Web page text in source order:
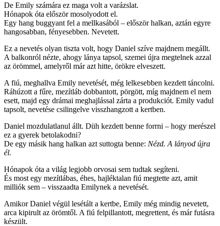
De Emily számára ez maga volt a varázslat.
Hónapok óta először mosolyodott el.
Egy hang buggyant fel a mellkasából – először halkan, aztán egyre
hangosabban, fényesebben. Nevetett.
Ez a nevetés olyan tiszta volt, hogy Daniel szíve majdnem megállt.
A balkonról nézte, ahogy lánya tapsol, szemei újra megtelnek azzal
az örömmel, amelyről már azt hitte, örökre elveszett.
A fiú, meghallva Emily nevetését, még lelkesebben kezdett táncolni.
Ráhúzott a fűre, mezítláb dobbantott, pörgött, míg majdnem el nem
esett, majd egy drámai meghajlással zárta a produkciót. Emily vadul
tapsolt, nevetése csilingelve visszhangzott a kertben.
Daniel mozdulatlanul állt. Düh kezdett benne forrni – hogy merészel
ez a gyerek betolakodni?
De egy másik hang halkan azt suttogta benne: Nézd. A lányod újra
él.
Hónapok óta a világ legjobb orvosai sem tudtak segíteni.
És most egy mezítlábas, éhes, hajléktalan fiú megtette azt, amit
milliók sem – visszaadta Emilynek a nevetését.
Amikor Daniel végül lesétált a kertbe, Emily még mindig nevetett,
arca kipirult az örömtől. A fiú felpillantott, megrettent, és már futásra
készült.